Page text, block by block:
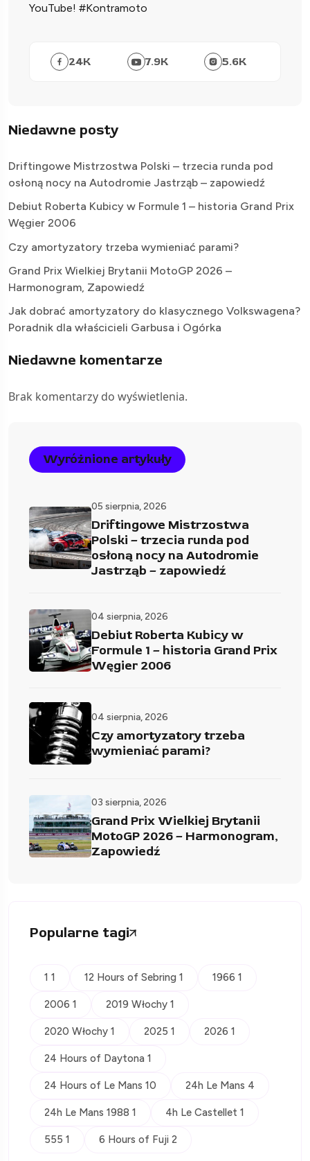
YouTube! #Kontramoto
24K 7.9K 5.6K
Niedawne posty
Driftingowe Mistrzostwa Polski – trzecia runda pod
osłoną nocy na Autodromie Jastrząb – zapowiedź
Debiut Roberta Kubicy w Formule 1 – historia Grand Prix
Węgier 2006
Czy amortyzatory trzeba wymieniać parami?
Grand Prix Wielkiej Brytanii MotoGP 2026 –
Harmonogram, Zapowiedź
Jak dobrać amortyzatory do klasycznego Volkswagena?
Poradnik dla właścicieli Garbusa i Ogórka
Niedawne komentarze
Brak komentarzy do wyświetlenia.
Wyróżnione artykuły
05 sierpnia, 2026
Driftingowe Mistrzostwa
Polski – trzecia runda pod
osłoną nocy na Autodromie
Jastrząb – zapowiedź
04 sierpnia, 2026
Debiut Roberta Kubicy w
Formule 1 – historia Grand Prix
Węgier 2006
04 sierpnia, 2026
Czy amortyzatory trzeba
wymieniać parami?
03 sierpnia, 2026
Grand Prix Wielkiej Brytanii
MotoGP 2026 – Harmonogram,
Zapowiedź
Popularne tagi
1 1 12 Hours of Sebring 1 1966 1
2006 1 2019 Włochy 1
2020 Włochy 1 2025 1 2026 1
24 Hours of Daytona 1
24 Hours of Le Mans 10 24h Le Mans 4
24h Le Mans 1988 1 4h Le Castellet 1
555 1 6 Hours of Fuji 2